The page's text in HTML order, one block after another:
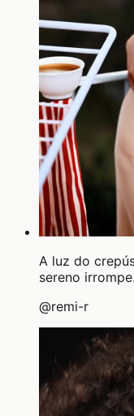
A luz do
sereno irrompe.
@remi-r